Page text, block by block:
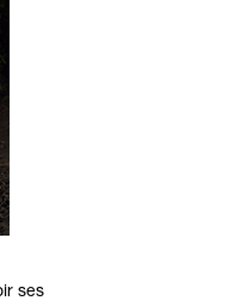
ses